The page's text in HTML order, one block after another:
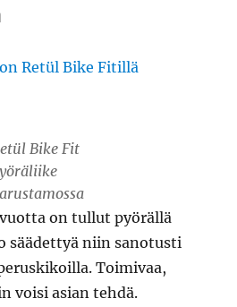
Bike Fit
on tullut pyörällä
säädettyä niin sanotusti
Toimivaa,
voisi asian tehdä.